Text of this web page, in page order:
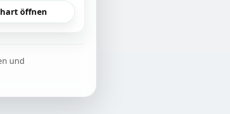
öffnen
und